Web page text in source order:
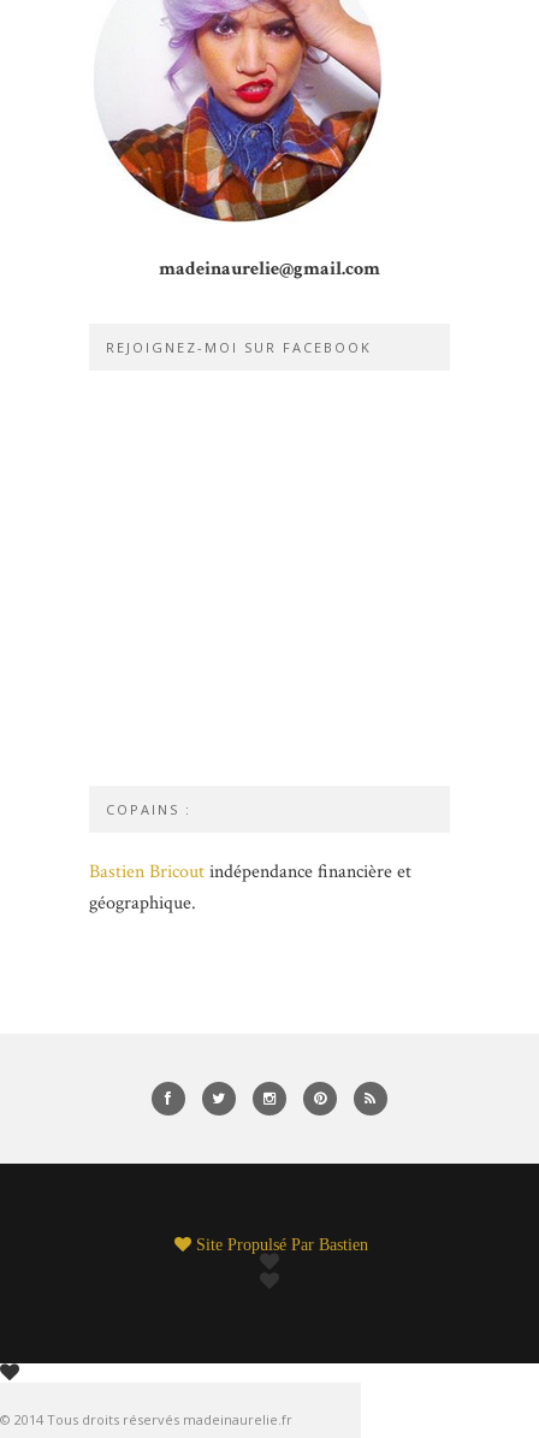
madeinaurelie@gmail.com
REJOIGNEZ-MOI SUR FACEBOOK
COPAINS :
Bastien Bricoutindépendance financière et
géographique.
Site Propulsé Par Bastien
© 2014 Tous droits réservés madeinaurelie.fr